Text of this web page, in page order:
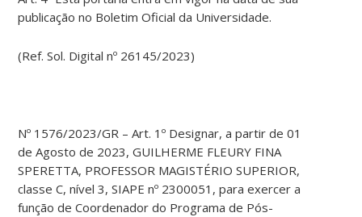
publicação no Boletim Oficial da Universidade.
(Ref. Sol. Digital nº 26145/2023)
Nº 1576/2023/GR – Art. 1º Designar, a partir de 01
de Agosto de 2023, GUILHERME FLEURY FINA
SPERETTA, PROFESSOR MAGISTÉRIO SUPERIOR,
classe C, nível 3, SIAPE nº 2300051, para exercer a
função de Coordenador do Programa de Pós-